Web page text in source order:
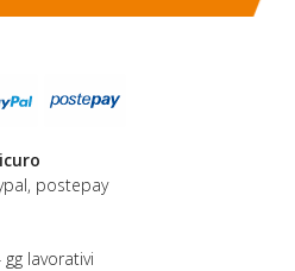
postepay
lavorativi